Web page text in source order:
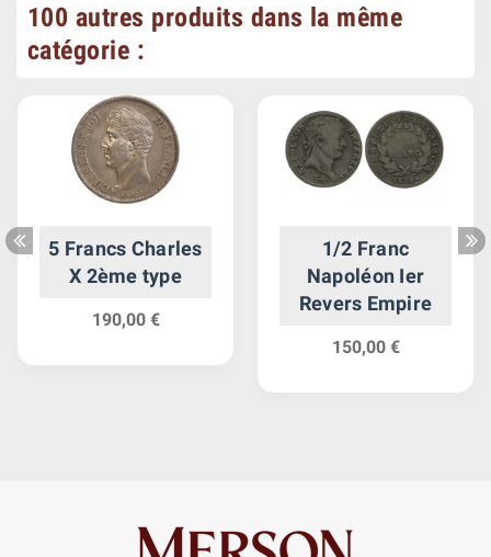
100 autres produits dans la même
catégorie :
5 Francs Charles
X 2ème type
190,00 €
1/2 Franc
Napoléon Ier
Revers Empire
150,00 €